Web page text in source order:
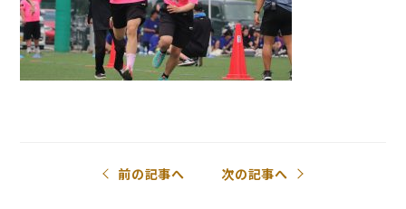
前の記事へ 次の記事へ